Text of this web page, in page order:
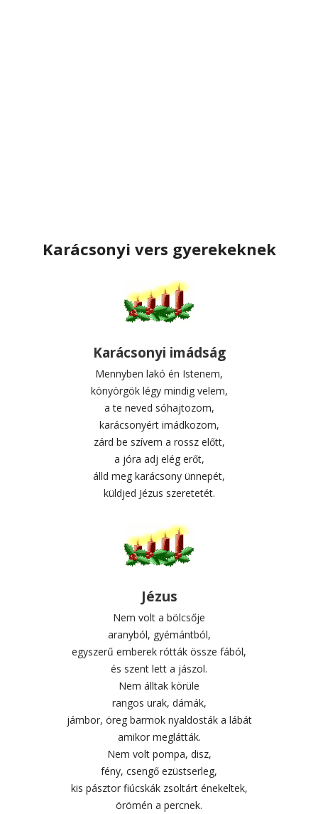
Karácsonyi vers gyerekeknek
Karácsonyi imádság
Mennyben lakó én Istenem,
könyörgök légy mindig velem,
a te neved sóhajtozom,
karácsonyért imádkozom,
zárd be szívem a rossz előtt,
a jóra adj elég erőt,
álld meg karácsony ünnepét,
küldjed Jézus szeretetét.
Jézus
Nem volt a bölcsője
aranyból, gyémántból,
egyszerű emberek rótták össze fából,
és szent lett a jászol.
Nem álltak körüle
rangos urak, dámák,
jámbor, öreg barmok nyaldosták a lábát
amikor meglátták.
Nem volt pompa, disz,
fény, csengő ezüstserleg,
kis pásztor fiúcskák zsoltárt énekeltek,
örömén a percnek.